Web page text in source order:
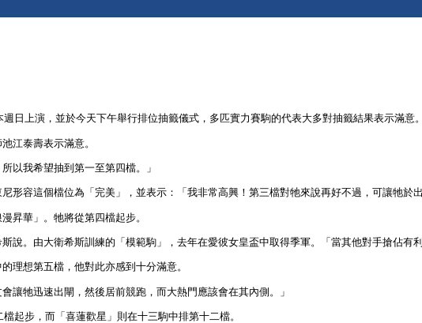
日上演，並於今天下午舉行排位抽籤儀式，多匹實力賽駒的代表大多對抽籤結果表示滿意。
江泰壽表示滿意。
以我希望抽到第一至第四檔。」
形容這個檔位為「完美」，並表示：「我非常高興！第三檔對牠來說再好不過，可讓牠於
昇華」。牠將從第四檔起步。
說。由大衛希斯訓練的「模範駒」，去年在愛彼女皇盃中取得季軍。「當其他對手搶佔有
理想第五檔，他對此亦感到十分滿意。
讓牠迅速出閘，然後居前競跑，而大熱門應該會在其內側。」
起步，而「喜蓮歡星」則在十三駒中排第十二檔。